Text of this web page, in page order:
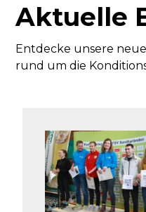
Aktuelle
Entdecke unsere
rund um die